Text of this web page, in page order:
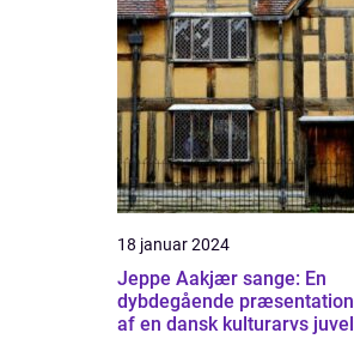
18 januar 2024
Jeppe Aakjær sange: En
dybdegående præsentation
af en dansk kulturarvs juvel